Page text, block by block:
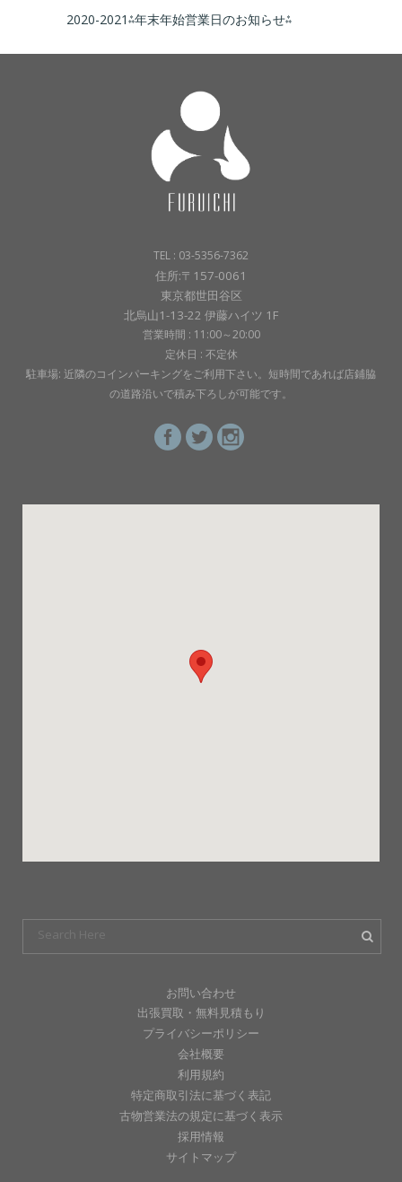
2020-2021⁂年末年始営業日のお知らせ⁂
TEL : 03-5356-7362
住所:〒157-0061
東京都世田谷区
北烏山1-13-22 伊藤ハイツ 1F
営業時間 : 11:00～20:00
定休日 : 不定休
駐車場: 近隣のコインパーキングをご利用下さい。短時間であれば店鋪脇
の道路沿いで積み下ろしが可能です。
お問い合わせ
出張買取・無料見積もり
プライバシーポリシー
会社概要
利用規約
特定商取引法に基づく表記
古物営業法の規定に基づく表示
採用情報
サイトマップ